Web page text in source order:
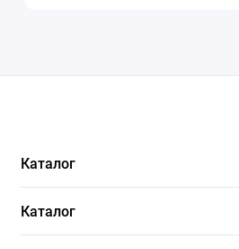
Каталог
Каталог